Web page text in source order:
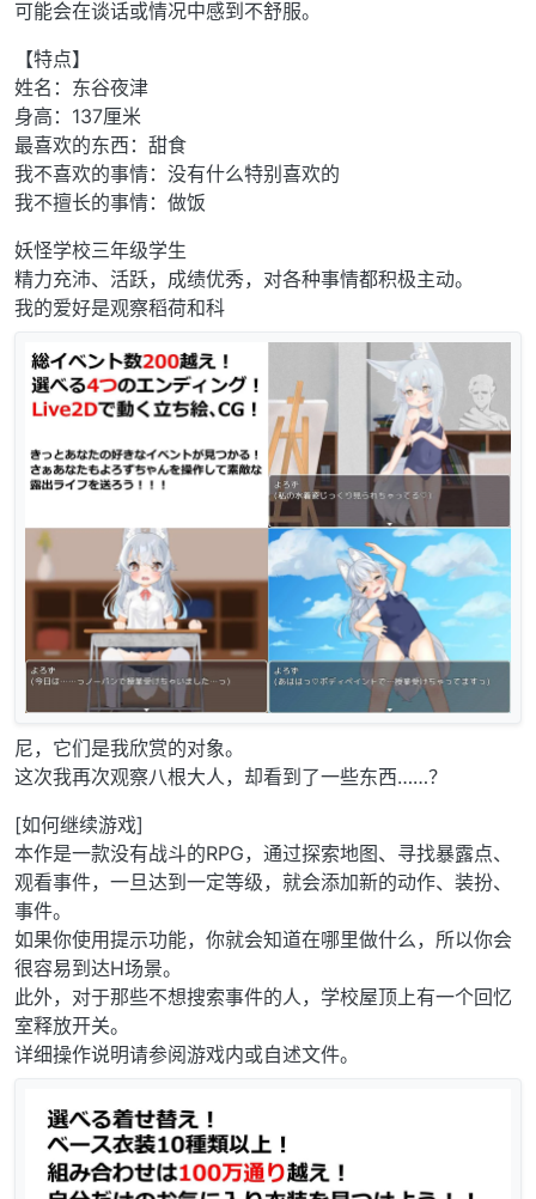
可能会在谈话或情况中感到不舒服。
【特点】
姓名：东谷夜津
身高：137厘米
最喜欢的东西：甜食
我不喜欢的事情：没有什么特别喜欢的
我不擅长的事情：做饭
妖怪学校三年级学生
精力充沛、活跃，成绩优秀，对各种事情都积极主动。
我的爱好是观察稻荷和科
尼，它们是我欣赏的对象。
这次我再次观察八根大人，却看到了一些东西……？
[如何继续游戏]
本作是一款没有战斗的RPG，通过探索地图、寻找暴露点、
观看事件，一旦达到一定等级，就会添加新的动作、装扮、
事件。
如果你使用提示功能，你就会知道在哪里做什么，所以你会
很容易到达H场景。
此外，对于那些不想搜索事件的人，学校屋顶上有一个回忆
室释放开关。
详细操作说明请参阅游戏内或自述文件。